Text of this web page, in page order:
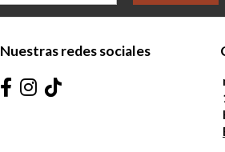
Nuestras redes sociales